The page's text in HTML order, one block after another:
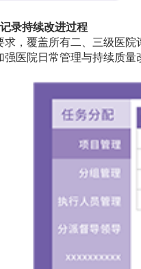
录持续改进过程
，覆盖所有二、三级医
医院日常管理与持续质量